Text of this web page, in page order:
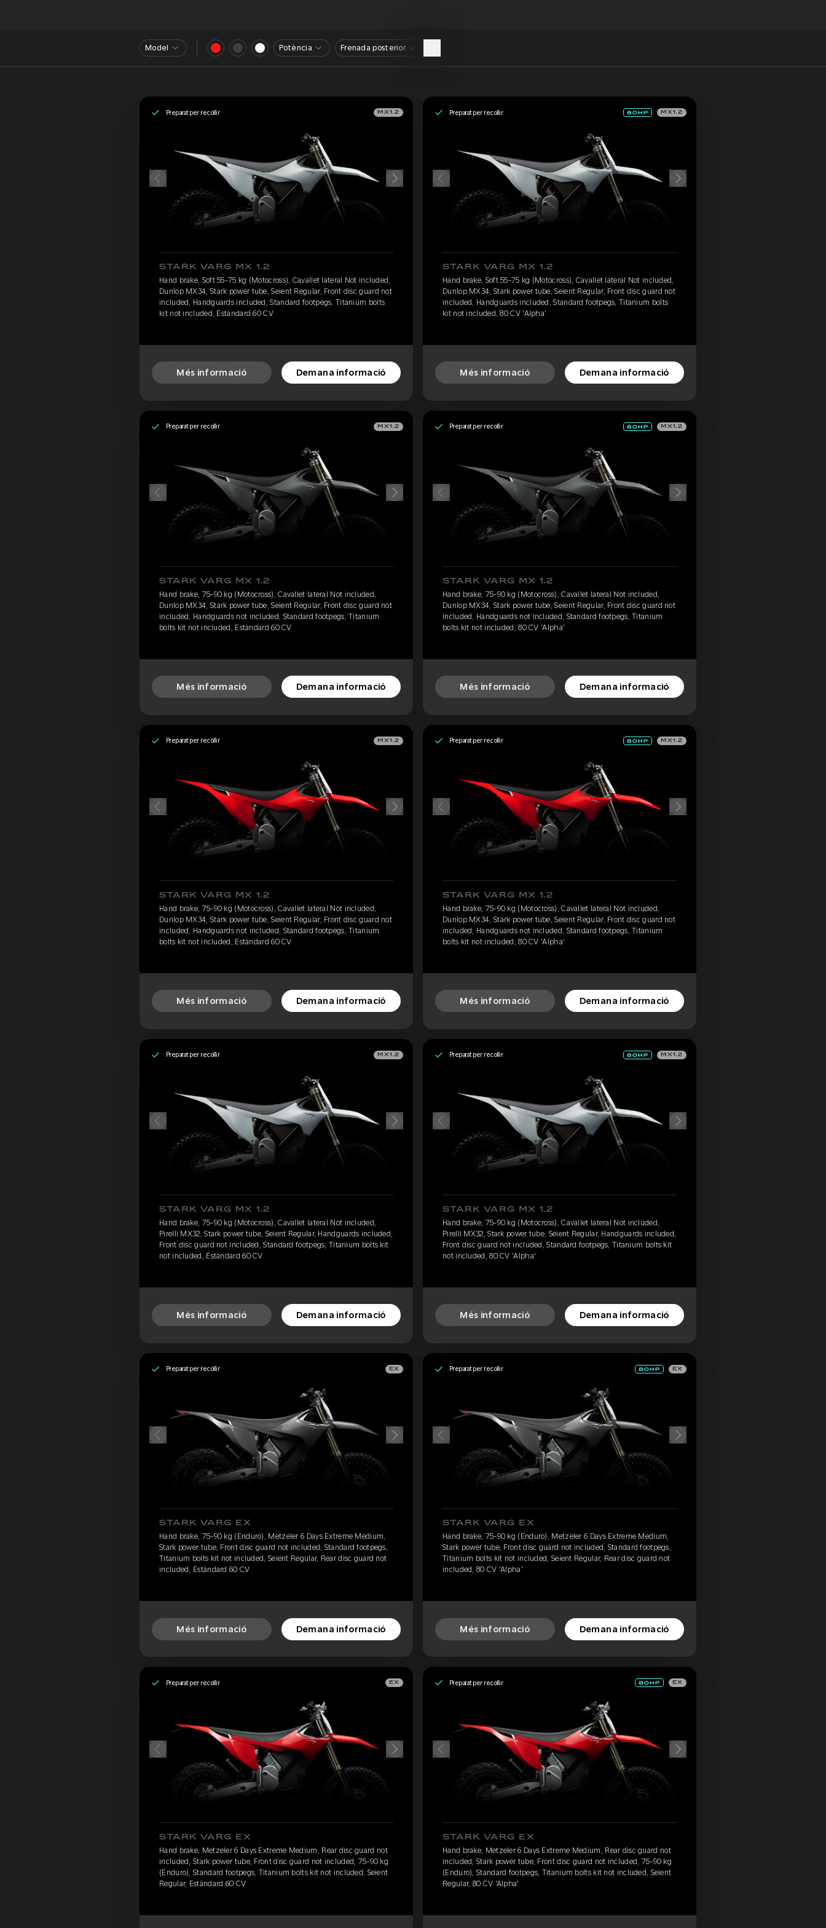
Model Potència Frenada posterior
Preparat per recollir MX1.2
STARK VARG MX 1.2
Hand brake, Soft 55-75 kg (Motocross), Cavallet lateral Not included,
Dunlop MX34, Stark power tube, Seient Regular, Front disc guard not
included, Handguards included, Standard footpegs, Titanium bolts
kit not included, Estàndard 60 CV
Més informació Demana informació
Preparat per recollir MX1.2
STARK VARG MX 1.2
Hand brake, Soft 55-75 kg (Motocross), Cavallet lateral Not included,
Dunlop MX34, Stark power tube, Seient Regular, Front disc guard not
included, Handguards included, Standard footpegs, Titanium bolts
kit not included, 80 CV 'Alpha'
Més informació Demana informació
Preparat per recollir MX1.2
STARK VARG MX 1.2
Hand brake, 75-90 kg (Motocross), Cavallet lateral Not included,
Dunlop MX34, Stark power tube, Seient Regular, Front disc guard not
included, Handguards not included, Standard footpegs, Titanium
bolts kit not included, Estàndard 60 CV
Més informació Demana informació
Preparat per recollir MX1.2
STARK VARG MX 1.2
Hand brake, 75-90 kg (Motocross), Cavallet lateral Not included,
Dunlop MX34, Stark power tube, Seient Regular, Front disc guard not
included, Handguards not included, Standard footpegs, Titanium
bolts kit not included, 80 CV 'Alpha'
Més informació Demana informació
Preparat per recollir MX1.2
STARK VARG MX 1.2
Hand brake, 75-90 kg (Motocross), Cavallet lateral Not included,
Dunlop MX34, Stark power tube, Seient Regular, Front disc guard not
included, Handguards not included, Standard footpegs, Titanium
bolts kit not included, Estàndard 60 CV
Més informació Demana informació
Preparat per recollir MX1.2
STARK VARG MX 1.2
Hand brake, 75-90 kg (Motocross), Cavallet lateral Not included,
Dunlop MX34, Stark power tube, Seient Regular, Front disc guard not
included, Handguards not included, Standard footpegs, Titanium
bolts kit not included, 80 CV 'Alpha'
Més informació Demana informació
Preparat per recollir MX1.2
STARK VARG MX 1.2
Hand brake, 75-90 kg (Motocross), Cavallet lateral Not included,
Pirelli MX32, Stark power tube, Seient Regular, Handguards included,
Front disc guard not included, Standard footpegs, Titanium bolts kit
not included, Estàndard 60 CV
Més informació Demana informació
Preparat per recollir MX1.2
STARK VARG MX 1.2
Hand brake, 75-90 kg (Motocross), Cavallet lateral Not included,
Pirelli MX32, Stark power tube, Seient Regular, Handguards included,
Front disc guard not included, Standard footpegs, Titanium bolts kit
not included, 80 CV 'Alpha'
Més informació Demana informació
Preparat per recollir EX
STARK VARG EX
Hand brake, 75-90 kg (Enduro), Metzeler 6 Days Extreme Medium,
Stark power tube, Front disc guard not included, Standard footpegs,
Titanium bolts kit not included, Seient Regular, Rear disc guard not
included, Estàndard 60 CV
Més informació Demana informació
Preparat per recollir EX
STARK VARG EX
Hand brake, 75-90 kg (Enduro), Metzeler 6 Days Extreme Medium,
Stark power tube, Front disc guard not included, Standard footpegs,
Titanium bolts kit not included, Seient Regular, Rear disc guard not
included, 80 CV 'Alpha'
Més informació Demana informació
Preparat per recollir EX
STARK VARG EX
Hand brake, Metzeler 6 Days Extreme Medium, Rear disc guard not
included, Stark power tube, Front disc guard not included, 75-90 kg
(Enduro), Standard footpegs, Titanium bolts kit not included, Seient
Regular, Estàndard 60 CV
Preparat per recollir EX
STARK VARG EX
Hand brake, Metzeler 6 Days Extreme Medium, Rear disc guard not
included, Stark power tube, Front disc guard not included, 75-90 kg
(Enduro), Standard footpegs, Titanium bolts kit not included, Seient
Regular, 80 CV 'Alpha'